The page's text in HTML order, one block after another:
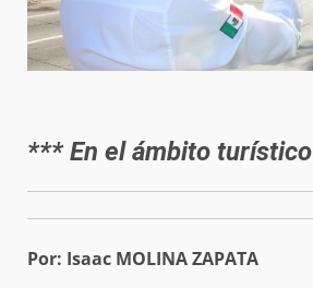
*** En el ámbito turístico
Por: Isaac MOLINA ZAPATA